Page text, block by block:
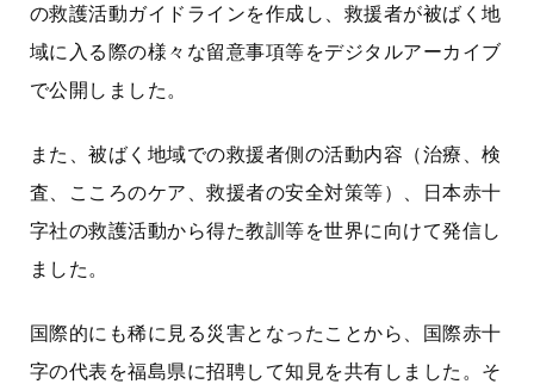
の救護活動ガイドラインを作成し、救援者が被ばく地
域に入る際の様々な留意事項等をデジタルアーカイブ
で公開しました。
また、被ばく地域での救援者側の活動内容（治療、検
査、こころのケア、救援者の安全対策等）、日本赤十
字社の救護活動から得た教訓等を世界に向けて発信し
ました。
国際的にも稀に見る災害となったことから、国際赤十
字の代表を福島県に招聘して知見を共有しました。そ